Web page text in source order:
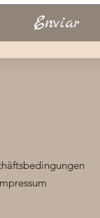
Enviar